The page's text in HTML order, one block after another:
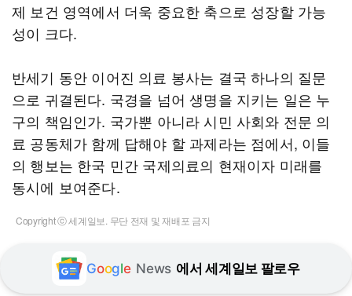
제 보건 영역에서 더욱 중요한 축으로 성장할 가능
성이 크다.
반세기 동안 이어진 의료 봉사는 결국 하나의 질문
으로 귀결된다. 국경을 넘어 생명을 지키는 일은 누
구의 책임인가. 국가뿐 아니라 시민 사회와 전문 의
료 공동체가 함께 답해야 할 과제라는 점에서, 이들
의 행보는 한국 민간 국제의료의 현재이자 미래를
동시에 보여준다.
Copyright ⓒ 세계일보. 무단 전재 및 재배포 금지
Google News 에서 세계일보 팔로우